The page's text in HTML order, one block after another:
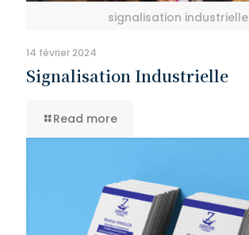
signalisation industrielle
14 février 2024
Signalisation Industrielle
Read more